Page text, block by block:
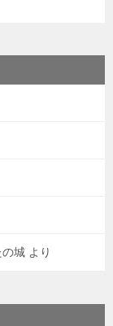
の城 より